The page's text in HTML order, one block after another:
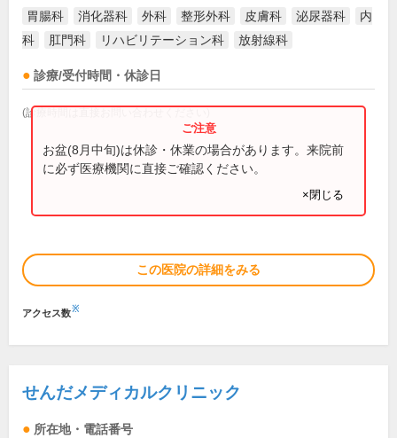
胃腸科 消化器科 外科 整形外科 皮膚科 泌尿器科
内
科
肛門科 リハビリテーション科 放射線科
診療/受付時間・休診日
(診療時間は直接お問い合わせください)
お盆(8月中旬)は休診・休業の場合があります。来院前
に必ず医療機関に直接ご確認ください。
×閉じる
この医院の詳細をみる
アクセス数※
せんだメディカルクリニック
所在地・電話番号